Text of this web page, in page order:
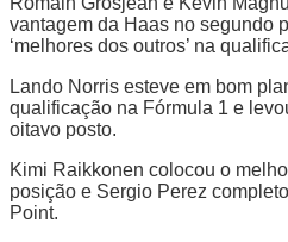
vantagem da Haas no segundo
‘melhores dos outros’ na
Lando Norris esteve em bom
qualificação na Fórmula 1 e
oitavo posto.
Kimi Raikkonen colocou o
posição e Sergio Perez
Point.